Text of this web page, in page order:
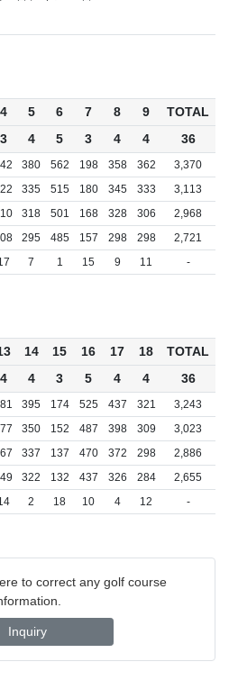
4 5 6 7 8 9
TOTAL
3 4 5 3 4 4 36
380 562 198 358 362
3,370
335 515 180 345 333
3,113
318 501 168 328 306
2,968
295 485 157 298 298
2,721
7 1 15 9 11 -
14 15 16 17 18
TOTAL
4 4 3 5 4 4 36
395 174 525 437 321
3,243
350 152 487 398 309
3,023
337 137 470 372 298
2,886
322 132 437 326 284
2,655
2 18 10 4 12 -
to correct any golf course
Inquiry